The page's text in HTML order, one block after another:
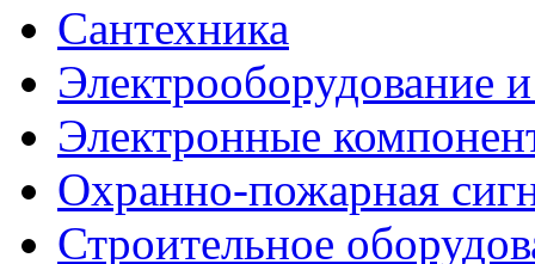
Сантехника
Электрооборудование
Электронные
Охранно-пожарная
Строительное